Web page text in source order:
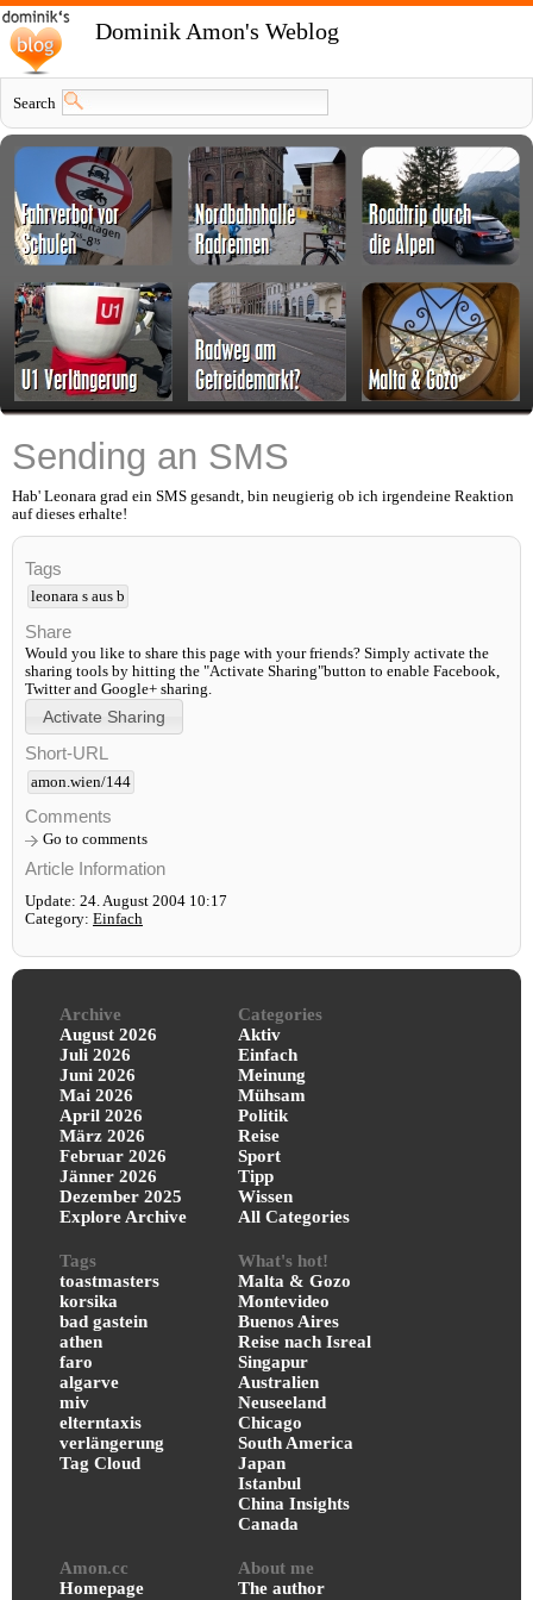
Dominik Amon's Weblog
Search
Sending an SMS
Hab' Leonara grad ein SMS gesandt, bin neugierig ob ich irgendeine Reaktion
auf dieses erhalte!
Tags
leonara s aus b
Share
Would you like to share this page with your friends? Simply activate the
sharing tools by hitting the "Activate Sharing"button to enable Facebook,
Twitter and Google+ sharing.
Short-URL
amon.wien/144
Comments
Go to comments
Article Information
Update: 24. August 2004 10:17
Category: Einfach
Archive
August 2026
Juli 2026
Juni 2026
Mai 2026
April 2026
März 2026
Februar 2026
Jänner 2026
Dezember 2025
Explore Archive
Categories
Aktiv
Einfach
Meinung
Mühsam
Politik
Reise
Sport
Tipp
Wissen
All Categories
Tags
toastmasters
korsika
bad gastein
athen
faro
algarve
miv
elterntaxis
verlängerung
Tag Cloud
What's hot!
Malta & Gozo
Montevideo
Buenos Aires
Reise nach Isreal
Singapur
Australien
Neuseeland
Chicago
South America
Japan
Istanbul
China Insights
Canada
Amon.cc
Homepage
About me
The author